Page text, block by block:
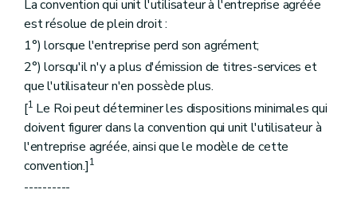
La convention qui unit l'utilisateur à l'entreprise agréée
est résolue de plein droit :
1°) lorsque l'entreprise perd son agrément;
2°) lorsqu'il n'y a plus d'émission de titres-services et
que l'utilisateur n'en possède plus.
[1 Le Roi peut déterminer les dispositions minimales qui
doivent figurer dans la convention qui unit l'utilisateur à
l'entreprise agréée, ainsi que le modèle de cette
convention.]1
----------